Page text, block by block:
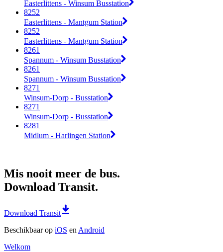
Easterlittens - Winsum Busstation
8252
Easterlittens - Mantgum Station
8252
Easterlittens - Mantgum Station
8261
Spannum - Winsum Busstation
8261
Spannum - Winsum Busstation
8271
Winsum-Dorp - Busstation
8271
Winsum-Dorp - Busstation
8281
Midlum - Harlingen Station
Mis nooit meer de bus.
Download Transit.
Download Transit
Beschikbaar op iOS en Android
Welkom